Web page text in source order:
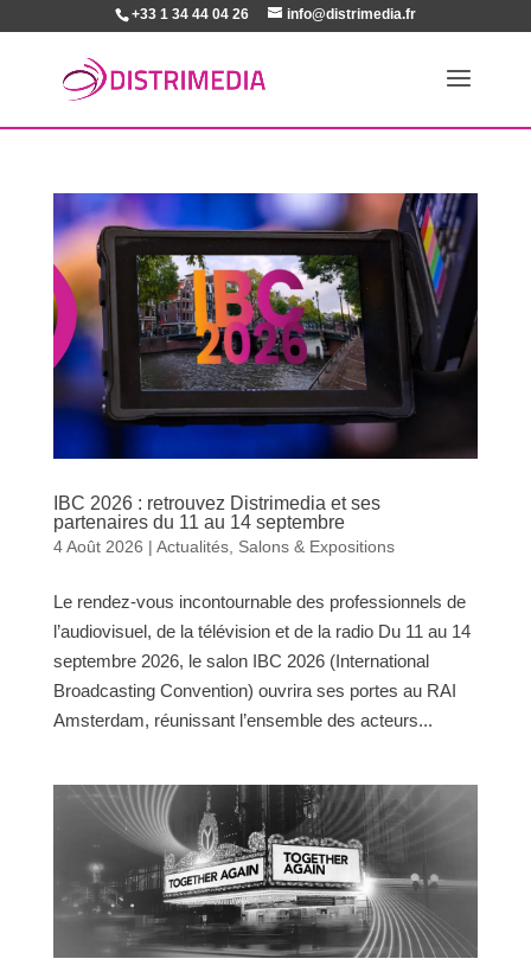
+33 1 34 44 04 26 info@distrimedia.fr
IBC 2026 : retrouvez Distrimedia et ses
partenaires du 11 au 14 septembre
4 Août 2026 | Actualités, Salons & Expositions
Le rendez-vous incontournable des professionnels de
l’audiovisuel, de la télévision et de la radio Du 11 au 14
septembre 2026, le salon IBC 2026 (International
Broadcasting Convention) ouvrira ses portes au RAI
Amsterdam, réunissant l’ensemble des acteurs...